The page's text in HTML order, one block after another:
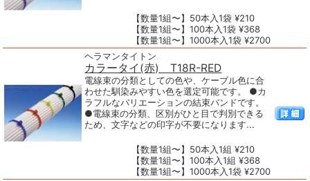
【数量1組〜】50本入1袋 ¥210
【数量1組〜】100本入1袋 ¥368
【数量1組〜】1000本入1袋 ¥2700
ヘラマンタイトン
カラータイ(赤) T18R-RED
電線束の分類としての色や、ケーブル色に合
わせた馴染みやすい色を選定可能です。 ●カ
ラフルなバリエーションの結束バンドです。
●電線束の分類、区別がひと目で判別できる
ため、文字などの印字が不要になります...
【数量1組〜】50本入1組 ¥210
【数量1組〜】100本入1組 ¥368
【数量1組〜】1000本入1袋 ¥2700